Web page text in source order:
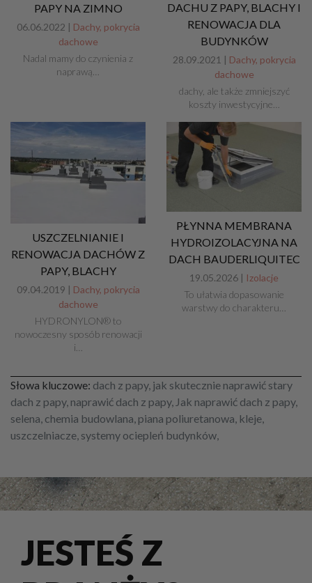
PAPY NA ZIMNO
06.06.2022 | Dachy, pokrycia
dachowe
Nadal mamy do czynienia z
naprawą…
DACHU Z PAPY, BLACHY I
RENOWACJA DLA
BUDYNKÓW
28.09.2021 | Dachy, pokrycia
dachowe
dachy, ale także zmniejszyć
koszty inwestycyjne…
USZCZELNIANIE I
RENOWACJA DACHÓW Z
PAPY, BLACHY
09.04.2019 | Dachy, pokrycia
dachowe
HYDRONYLON® to
nowoczesny sposób renowacji
i…
PŁYNNA MEMBRANA
HYDROIZOLACYJNA NA
DACH BAUDERLIQUITEC
19.05.2026 | Izolacje
To ułatwia dopasowanie
warstwy do charakteru…
Słowa kluczowe: dach z papy, jak skutecznie naprawić stary
dach z papy, naprawić dach z papy, Jak naprawić dach z papy,
selena, chemia budowlana, piana poliuretanowa, kleje,
uszczelniacze, systemy ociepleń budynków,
JESTEŚ Z